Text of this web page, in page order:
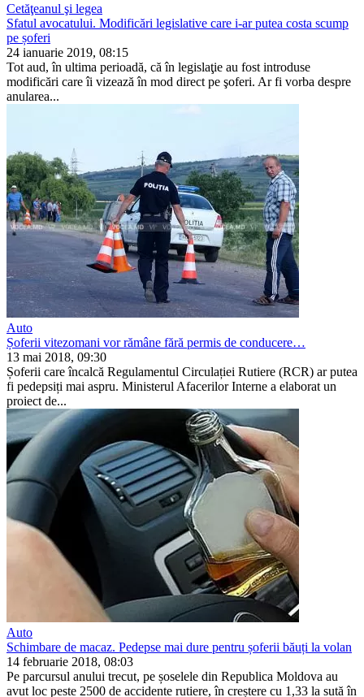
Cetăţeanul şi legea
Sfatul avocatului. Modificări legislative care i-ar putea costa scump
pe șoferi
24 ianuarie 2019, 08:15
Tot aud, în ultima perioadă, că în legislaţie au fost intro­duse
modificări care îi vizează în mod direct pe şoferi. Ar fi vorba despre
anularea...
Auto
Șoferii vitezomani vor rămâne fără permis de conducere…
13 mai 2018, 09:30
Șoferii care încalcă Regulamentul Circulației Rutiere (RCR) ar putea
fi pedepsiți mai aspru. Ministerul Afacerilor Interne a elaborat un
proiect de...
Auto
Schimbare de macaz. Pedepse mai dure pentru șoferii băuți la volan
14 februarie 2018, 08:03
Pe parcursul anului trecut, pe șoselele din Republica Moldo­va au
avut loc peste 2500 de accidente rutiere, în creștere cu 1,33 la sută în